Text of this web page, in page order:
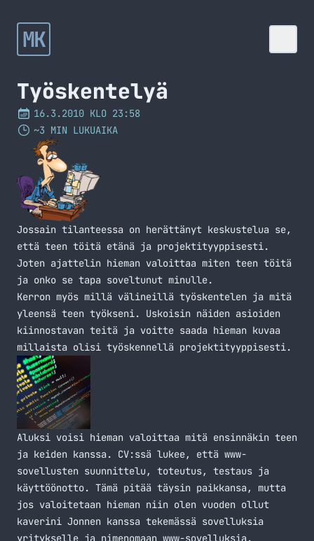
MK
Työskentelyä
16.3.2010 KLO 23:58
~3 MIN LUKUAIKA
Jossain tilanteessa on herättänyt keskustelua se,
että teen töitä etänä ja projektityyppisesti.
Joten ajattelin hieman valoittaa miten teen töitä
ja onko se tapa soveltunut minulle.
Kerron myös millä välineillä työskentelen ja mitä
yleensä teen työkseni. Uskoisin näiden asioiden
kiinnostavan teitä ja voitte saada hieman kuvaa
millaista olisi työskennellä projektityyppisesti.
Aluksi voisi hieman valoittaa mitä ensinnäkin teen
ja keiden kanssa. CV:ssä lukee, että www-
sovellusten suunnittelu, toteutus, testaus ja
käyttöönotto. Tämä pitää täysin paikkansa, mutta
jos valoitetaan hieman niin olen vuoden ollut
kaverini Jonnen kanssa tekemässä sovelluksia
yritykselle ja nimenomaan www-sovelluksia.